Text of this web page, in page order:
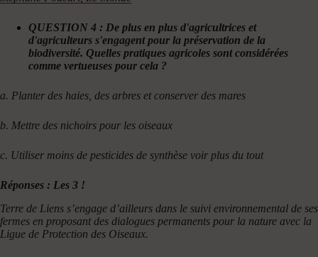
QUESTION 4 : De plus en plus d'agricultrices et
d'agriculteurs s'engagent pour la préservation de la
biodiversité. Quelles pratiques agricoles sont considérées
comme vertueuses pour cela ?
a. Planter des haies, des arbres et conserver des mares
b. Mettre des nichoirs pour les oiseaux
c. Utiliser moins de pesticides de synthèse voir plus du tout
Réponses : Les 3 !
Terre de Liens s’engage d’ailleurs dans le suivi environnemental de ses
fermes en proposant des dialogues permanents pour la nature avec la
Ligue de Protection des Oiseaux.